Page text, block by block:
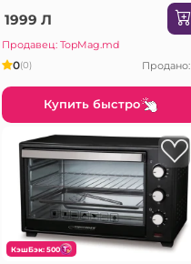
1999 Л
Продавец: TopMag.md
0(0)
Купить быстро
КэшБэк: 500